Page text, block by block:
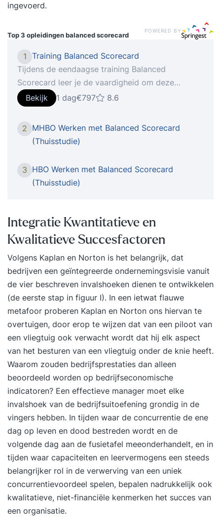
ingevoerd.
Top 3 opleidingenbalanced scorecard
POWERED BY
1 Training Balanced Scorecard
Tijdens de eendaagse training Balanced
Scorecard leer je de vaardigheid om deze
populaire managementmethode snel en effectief
in je eigen organisatie toe te passen. Je leert de
scorecard te ontwerpen. Bovendien krijg je tal
van handige tips en leer je alles over de
methode. Je gaat aan de slag
met strategiekaarten, strategische
en scorecards. Je leert visie naar actie vertalen.
En daarmee maak je kennis met de kracht van de
balanced scorecardmethode: de strategie
snel operationaliseren, meetbaar maken
en verbeteracties op elkaar afstemmen. Na
afloop van de training: heb je de vaardigheid om
strategiekaart en balanced scorecard direct toe
te passen in je eigen organisatie heb je het
vermogen om een actiegericht systeem te
ontwikkelen dat volgt of de strategie wordt
uitgevoerd en prestaties meet kun je de juiste
prestatie-indicatoren definiëren om de voortgang
te volgen ken je de ins en outs van de balanced
scorecard methode en heb je inzicht hoe je
deze echt kunt laten werken Je leert: De theorie
van de balanced scorecard kennen Jouw visie en
strategie vertalen naar acties Een strategiekaart
(strategy map) opstellen Kritieke succesfactoren
benoemen De rol van stakeholders kennen
SMART doelstellingen formuleren Prestatie-
indicatoren opstellen De plaats van de balanced
scorecard in uw besturingssysteem begrijpen
Verbeteracties definiëren en in een
Bekijk 1 dag€797 8.6
2 MHBO Werken met Balanced Scorecard
(Thuisstudie)
3 HBO Werken met Balanced Scorecard
(Thuisstudie)
Integratie Kwantitatieve en
Kwalitatieve Succesfactoren
Volgens Kaplan en Norton is het belangrijk, dat
bedrijven een geïntegreerde ondernemingsvisie vanuit
de vier beschreven invalshoeken dienen te ontwikkelen
(de eerste stap in figuur I). In een ietwat flauwe
metafoor proberen Kaplan en Norton ons hiervan te
overtuigen, door erop te wijzen dat van een piloot van
een vliegtuig ook verwacht wordt dat hij elk aspect
van het besturen van een vliegtuig onder de knie heeft.
Waarom zouden bedrijfsprestaties dan alleen
beoordeeld worden op bedrijfseconomische
indicatoren? Een effectieve manager moet elke
invalshoek van de bedrijfsuitoefening grondig in de
vingers hebben. In tijden waar de concurrentie de ene
dag op leven en dood bestreden wordt en de
volgende dag aan de fusietafel meeonderhandelt, en in
tijden waar capaciteiten en leervermogens een steeds
belangrijker rol in de verwerving van een uniek
concurrentievoordeel spelen, bepalen nadrukkelijk ook
kwalitatieve, niet-financiële kenmerken het succes van
een organisatie.